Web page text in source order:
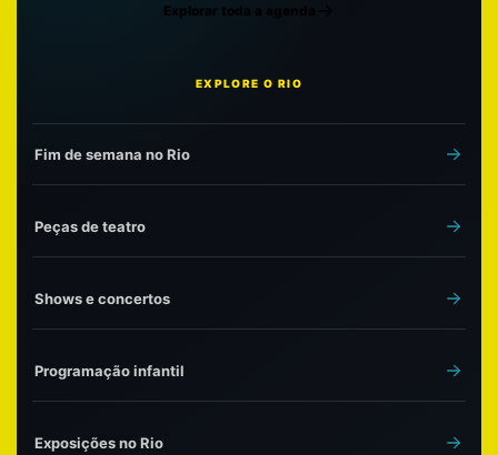
Explorar toda a agenda
EXPLORE O RIO
Fim de semana no Rio
Peças de teatro
Shows e concertos
Programação infantil
Exposições no Rio